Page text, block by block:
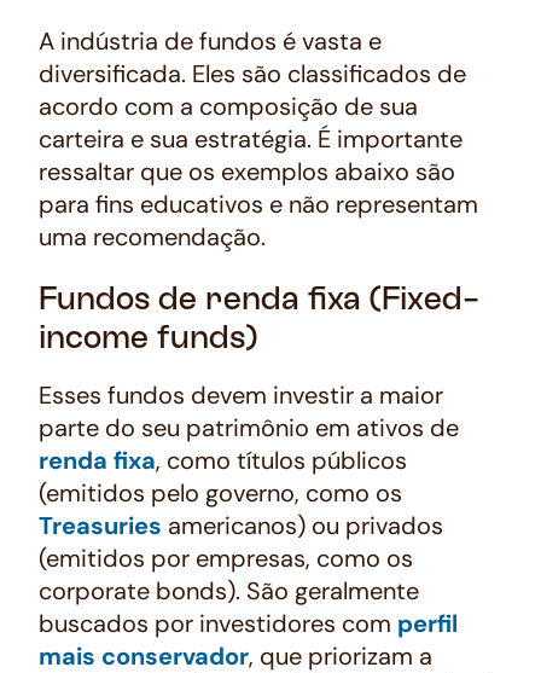
A indústria de fundos é vasta e
diversificada. Eles são classificados de
acordo com a composição de sua
carteira e sua estratégia. É importante
ressaltar que os exemplos abaixo são
para fins educativos e não representam
uma recomendação.
Fundos de renda fixa (Fixed-
income funds)
Esses fundos devem investir a maior
parte do seu patrimônio em ativos de
renda fixa, como títulos públicos
(emitidos pelo governo, como os
Treasuries americanos) ou privados
(emitidos por empresas, como os
corporate bonds). São geralmente
buscados por investidores com perfil
mais conservador, que priorizam a